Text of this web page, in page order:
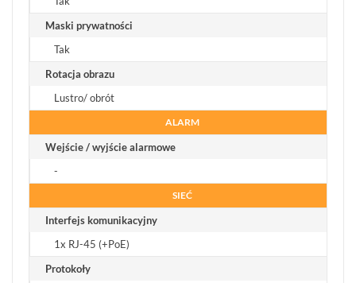
Maski prywatności
Tak
Rotacja obrazu
Lustro/ obrót
ALARM
Wejście / wyjście alarmowe
-
SIEĆ
Interfejs komunikacyjny
1x RJ-45 (+PoE)
Protokoły